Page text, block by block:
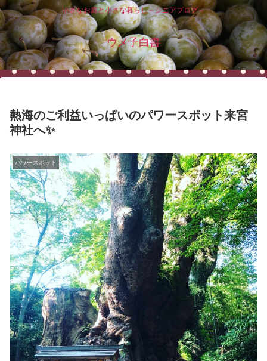
小さなお庭と小さな暮らし～シニアブログ～
ウメ子白書
熱海のご利益いっぱいのパワースポット来宮
神社へ✨
パワースポット